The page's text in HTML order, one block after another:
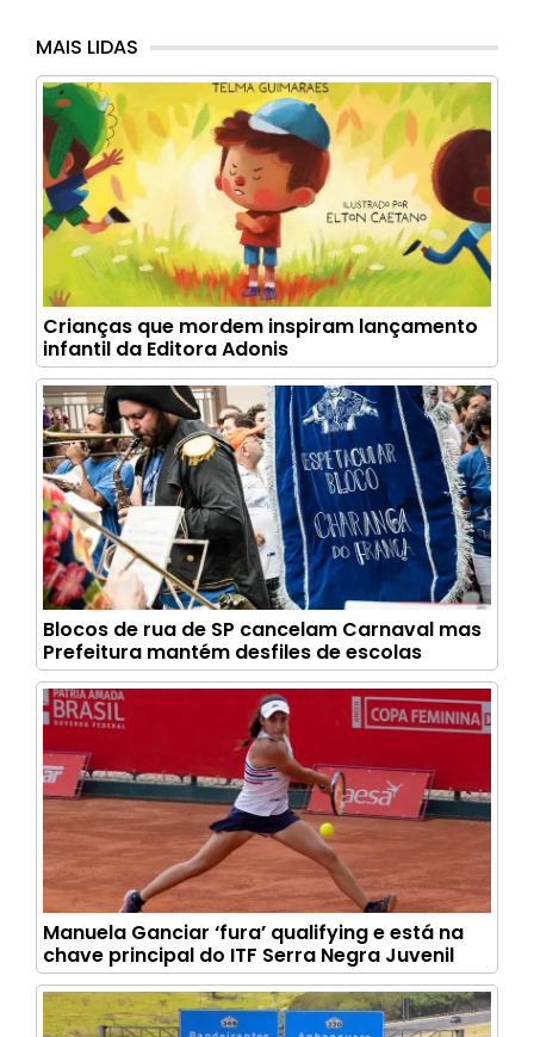
MAIS LIDAS
Crianças que mordem inspiram lançamento
infantil da Editora Adonis
Blocos de rua de SP cancelam Carnaval mas
Prefeitura mantém desfiles de escolas
Manuela Ganciar ‘fura’ qualifying e está na
chave principal do ITF Serra Negra Juvenil